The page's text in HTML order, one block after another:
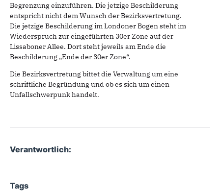
Begrenzung einzuführen. Die jetzige Beschilderung
entspricht nicht dem Wunsch der Bezirksvertretung.
Die jetzige Beschilderung im Londoner Bogen steht im
Wiederspruch zur eingeführten 30er Zone auf der
Lissaboner Allee. Dort steht jeweils am Ende die
Beschilderung „Ende der 30er Zone“.
Die Bezirksvertretung bittet die Verwaltung um eine
schriftliche Begründung und ob es sich um einen
Unfallschwerpunk handelt.
Verantwortlich:
Tags